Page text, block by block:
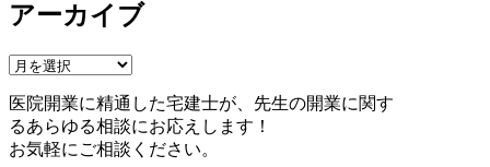
アーカイブ
ア
カ
イ
ブ
医院開業に精通した宅建士が、 先生の開業に関す
るあらゆる相談にお応えします！
お気軽にご相談ください。